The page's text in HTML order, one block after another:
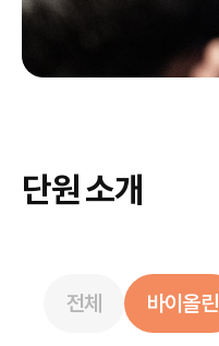
단원 소개
전체 바이올린